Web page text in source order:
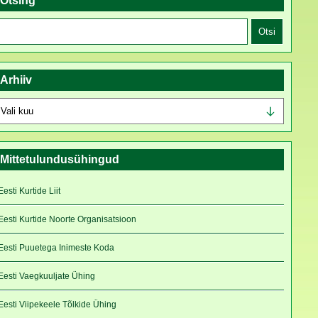
Arhiiv
Mittetulundusühingud
Kurtide Liit
Kurtide Noorte Organisatsioon
Puuetega Inimeste Koda
Vaegkuuljate Ühing
Viipekeele Tõlkide Ühing